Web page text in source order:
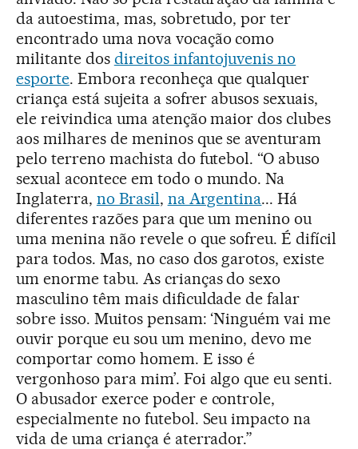
da autoestima, mas, sobretudo, por ter
encontrado uma nova vocação como
militante dos direitos infantojuvenis no
esporte. Embora reconheça que qualquer
criança está sujeita a sofrer abusos sexuais,
ele reivindica uma atenção maior dos clubes
aos milhares de meninos que se aventuram
pelo terreno machista do futebol. “O abuso
sexual acontece em todo o mundo. Na
Inglaterra, no Brasil, na Argentina... Há
diferentes razões para que um menino ou
uma menina não revele o que sofreu. É difícil
para todos. Mas, no caso dos garotos, existe
um enorme tabu. As crianças do sexo
masculino têm mais dificuldade de falar
sobre isso. Muitos pensam: ‘Ninguém vai me
ouvir porque eu sou um menino, devo me
comportar como homem. E isso é
vergonhoso para mim’. Foi algo que eu senti.
O abusador exerce poder e controle,
especialmente no futebol. Seu impacto na
vida de uma criança é aterrador.”